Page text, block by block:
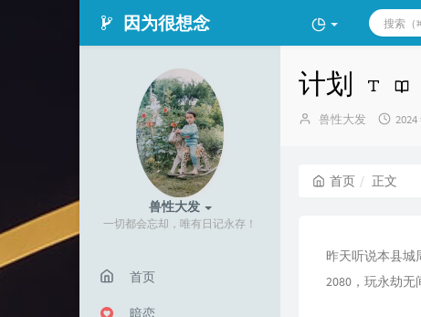
因为很想念
兽性大发
一切都会忘却，唯有日记永存！
首页
暗恋
计划
博
兽性大发
发
首页 正文
昨天听说本县城
2080，玩永劫无